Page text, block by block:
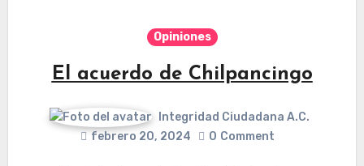
Opiniones
El acuerdo de Chilpancingo
Integridad Ciudadana A.C.
febrero 20, 2024
0 Comment